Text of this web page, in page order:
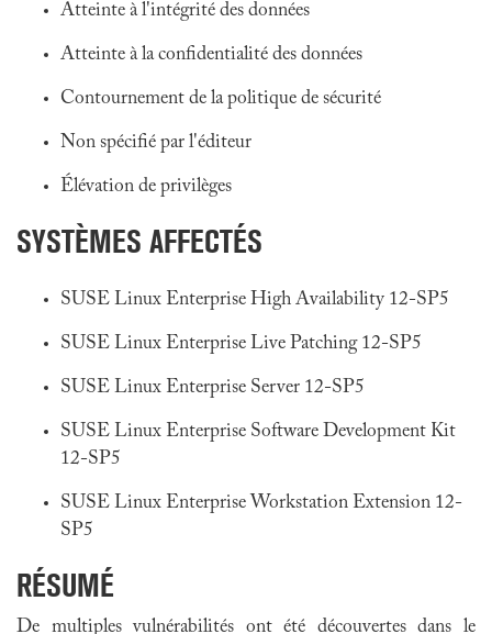
Atteinte à l'intégrité des données
Atteinte à la confidentialité des données
Contournement de la politique de sécurité
Non spécifié par l'éditeur
Élévation de privilèges
SYSTÈMES AFFECTÉS
SUSE Linux Enterprise High Availability 12-SP5
SUSE Linux Enterprise Live Patching 12-SP5
SUSE Linux Enterprise Server 12-SP5
SUSE Linux Enterprise Software Development Kit
12-SP5
SUSE Linux Enterprise Workstation Extension 12-
SP5
RÉSUMÉ
De multiples vulnérabilités ont été découvertes dans le